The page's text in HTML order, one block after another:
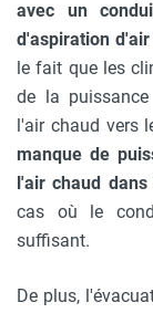
avec un
d'aspiration d'air
le fait que les
de la
l'air chaud vers
manque de
l'air chaud
cas où le
suffisant.
De plus,